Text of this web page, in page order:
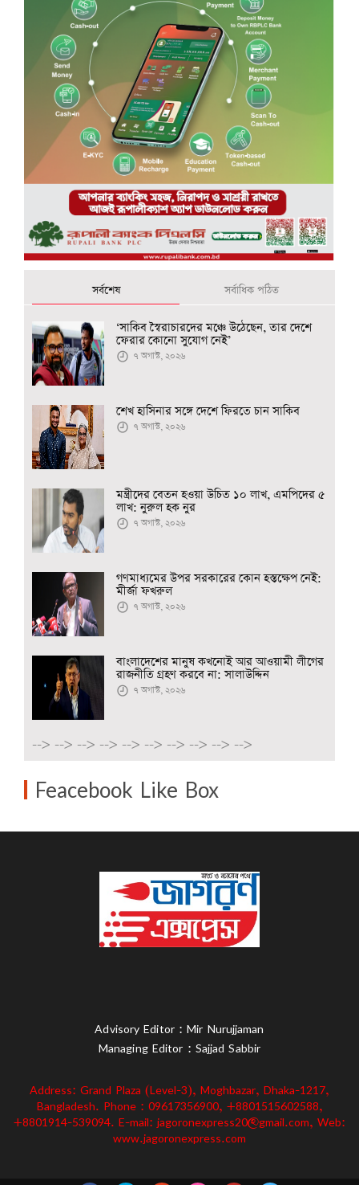
সর্বশেষ সর্বাধিক পঠিত
‘সাকিব স্বৈরাচারদের মঞ্চে উঠেছেন, তার দেশে
ফেরার কোনো সুযোগ নেই’
৭ অগাস্ট, ২০২৬
শেখ হাসিনার সঙ্গে দেশে ফিরতে চান সাকিব
৭ অগাস্ট, ২০২৬
মন্ত্রীদের বেতন হওয়া উচিত ১০ লাখ, এমপিদের ৫
লাখ: নুরুল হক নুর
৭ অগাস্ট, ২০২৬
গণমাধ্যমের উপর সরকারের কোন হস্তক্ষেপ নেই:
মীর্জা ফখরুল
৭ অগাস্ট, ২০২৬
বাংলাদেশের মানুষ কখনোই আর আওয়ামী লীগের
রাজনীতি গ্রহণ করবে না: সালাউদ্দিন
৭ অগাস্ট, ২০২৬
--> --> --> --> --> --> --> --> --> -->
Feacebook Like Box
Advisory Editor : Mir Nurujjaman
Managing Editor : Sajjad Sabbir
Address: Grand Plaza (Level-3), Moghbazar, Dhaka-1217,
Bangladesh. Phone : 09617356900, +8801515602588,
+8801914-539094. E-mail: jagoronexpress20@gmail.com, Web:
www.jagoronexpress.com